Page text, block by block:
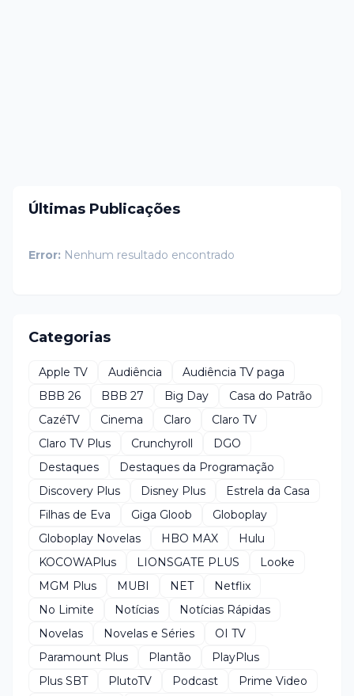
Últimas Publicações
Error: Nenhum resultado encontrado
Categorias
Apple TV Audiência
Audiência TV paga
BBB 26
BBB 27 Big Day
Casa do Patrão
CazéTV
Cinema Claro
Claro TV
Claro TV Plus
Crunchyroll
DGO
Destaques
Destaques da Programação
Discovery Plus
Disney Plus
Estrela da Casa
Filhas de Eva
Giga Gloob
Globoplay
Globoplay Novelas
HBO MAX
Hulu
KOCOWAPlus
LIONSGATE PLUS
Looke
MGM Plus
MUBI NET
Netflix
No Limite
Notícias
Notícias Rápidas
Novelas
Novelas e Séries
OI TV
Paramount Plus
Plantão
PlayPlus
Plus SBT
PlutoTV Podcast
Prime Video